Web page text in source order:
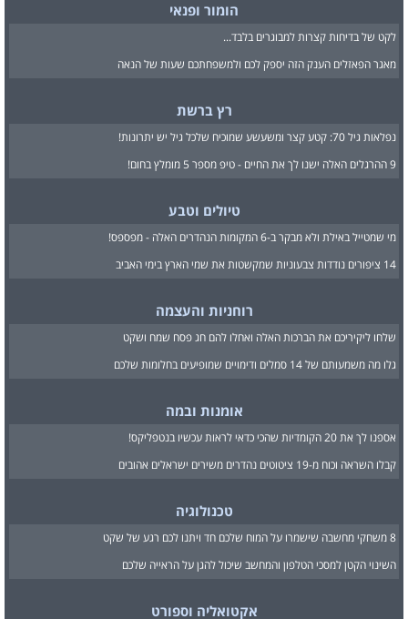
הומור ופנאי
לקט של בדיחות קצרות למבוגרים בלבד...
מאגר הפאזלים הענק הזה יספק לכם ולמשפחתכם שעות של הנאה
רץ ברשת
נפלאות גיל 70: קטע קצר ומשעשע שמוכיח שלכל גיל יש יתרונות!
9 ההרגלים האלה ישנו לך את החיים - טיפ מספר 5 מומלץ בחום!
טיולים וטבע
מי שמטייל באילת ולא מבקר ב-6 המקומות הנהדרים האלה - מפספס!
14 ציפורים נודדות צבעוניות שמקשטות את שמי הארץ בימי האביב
רוחניות והעצמה
שלחו ליקיריכם את הברכות האלה ואחלו להם חג פסח שמח ושקט
גלו מה משמעותם של 14 סמלים ודימויים שמופיעים בחלומות שלכם
אומנות ובמה
אספנו לך את 20 הקומדיות שהכי כדאי לראות עכשיו בנטפליקס!
קבלו השראה וכוח מ-19 ציטוטים נהדרים משירים ישראלים אהובים
טכנולוגיה
8 משחקי מחשבה שישמרו על המוח שלכם חד ויתנו לכם רגע של שקט
השינוי הקטן למסכי הטלפון והמחשב שיכול להגן על הראייה שלכם
אקטואליה וספורט